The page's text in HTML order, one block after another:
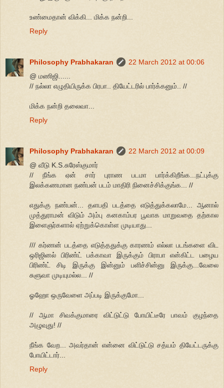
உண்மைதான் விக்கி... மிக்க நன்றி...
Reply
Philosophy Prabhakaran
22 March 2012 at 00:06
@ மணிஜி......
// நல்லா எழுதியிருக்க பிரபா.. தியேட்டரில் பார்க்கனும்.. //
மிக்க நன்றி தலைவா...
Reply
Philosophy Prabhakaran
22 March 2012 at 00:09
@ வீடு K.S.சுரேஸ்குமார்
// நீங்க ஏன் சார் புராண படமா பார்க்கிறீங்க...நட்புக்கு
இலக்கணமான நண்பன் படம் மாதிரி நினைச்சிக்குங்க... //
எதுக்கு நண்பன்... தளபதி படத்தை எடுத்துக்கலாமே... ஆனால்
முத்துராமன் விடும் அம்பு கனகாம்பர பூவாக மாறுவதை தற்கால
இளைஞர்களால் ஏற்றுக்கொள்ள முடியாது...
/// கர்ணன் படத்தை எடுத்ததுக்கு காரணம் எல்லா படங்களை விட
ஒரிஜினல் பிரிண்ட் பக்காவா இருக்கும் பிராபா என்கிட்ட பழைய
பிரிண்ட் சிடி இருக்கு இன்னும் பளிச்சின்னு இருக்கு...வேலை
சுளுவா முடியுமல்ல... //
ஓஹோ ஒருவேளை அப்படி இருக்குமோ...
// ஆமா சிவக்குமாரை விட்டுட்டு போயிட்டீரே பாவம் குழந்தை
அழுவுது! //
நீங்க வேற... அவர்தான் என்னை விட்டுட்டு சத்யம் தியேட்டருக்கு
போயிட்டார்...
Reply